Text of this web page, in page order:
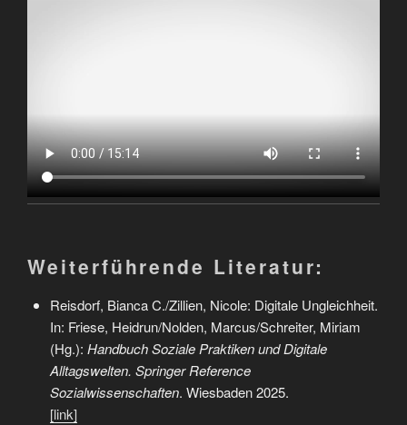
Weiterführende Literatur:
Reisdorf, Bianca C./Zillien, Nicole: Digitale Ungleichheit.
In: Friese, Heidrun/Nolden, Marcus/Schreiter, Miriam
(Hg.): Handbuch Soziale Praktiken und Digitale
Alltagswelten. Springer Reference
Sozialwissenschaften. Wiesbaden 2025.
[link]